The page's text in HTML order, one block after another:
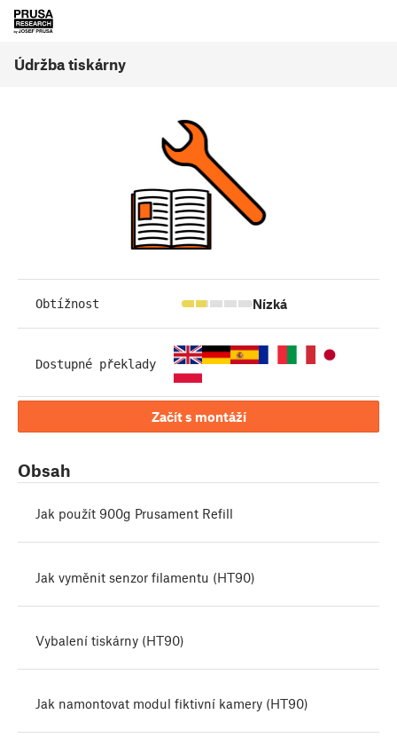
Údržba tiskárny
Obtížnost Nízká
Dostupné překlady
Začít s montáží
Obsah
Jak použít 900g Prusament Refill
Jak vyměnit senzor filamentu (HT90)
Vybalení tiskárny (HT90)
Jak namontovat modul fiktivní kamery (HT90)